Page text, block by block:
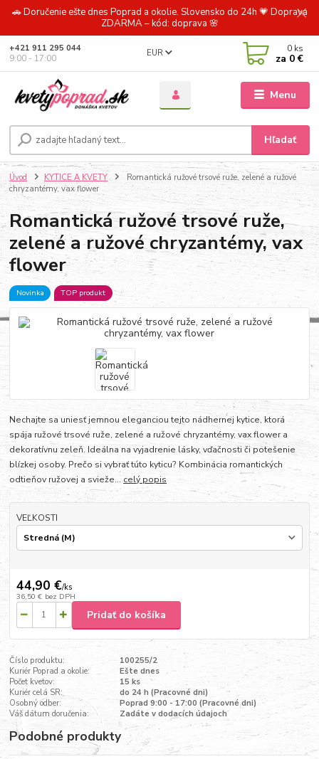
🚗 Doručenie ešte dnes Poprad a okolie. Slovensko do 24h 💗 Doprava
ZDARMA – kód: doprava 🌸
Menu
EUR
Hľadať
+421 911 295 044
9:00 - 17:00
0 ks
za 0 €
Úvod KYTICE A KVETY
Romantická ružové trsové ruže, zelené a ružové
chryzantémy, vax flower
Romantická ružové trsové ruže,
zelené a ružové chryzantémy, vax
flower
Novinka TOP produkt
Nechajte sa uniesť jemnou eleganciou tejto nádhernej kytice, ktorá
spája ružové trsové ruže, zelené a ružové chryzantémy, vax flower a
dekoratívnu zeleň. Ideálna na vyjadrenie lásky, vďačnosti či potešenie
blízkej osoby. Prečo si vybrať túto kyticu? Kombinácia romantických
odtieňov ružovej a svieže... celý popis
VEĽKOSTI
44,90 €/ks
36,50 € bez DPH
Pridať do košíka
Číslo produktu:
100255/2
Kuriér Poprad a okolie:
Ešte dnes
Počet kvetov:
15 ks
Kuriér celá SR:
do 24 h (Pracovné dni)
Osobný odber:
Poprad 9:00 - 17:00 (Pracovné dni)
Váš dátum doručenia:
Zadáte v dodacích údajoch
Podobné produkty